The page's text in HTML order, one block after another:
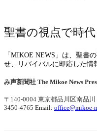
聖書の視点で時
「MIKOE NEWS」は、聖書
せ、リバイバルに即応した情
み声新聞社 The Mikoe News
〒140-0004 東京都品川区南品川
3450-4765 Email: office@mikoe-